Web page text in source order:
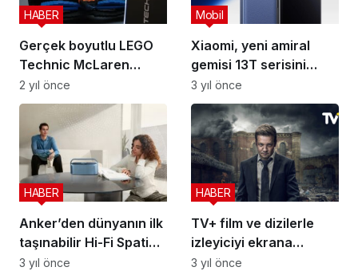
Gerçek boyutlu LEGO
Technic McLaren
Formula 1 yarış arabası
HABER
2 yıl önce
Xiaomi, yeni amiral
gemisi 13T serisini
tanıttı
Mobil
3 yıl önce
Anker’den dünyanın ilk
taşınabilir Hi-Fi Spatial
Audio hoparlörü:
HABER
3 yıl önce
TV+ film ve dizilerle
izleyiciyi ekrana
bağlayacak
HABER
3 yıl önce